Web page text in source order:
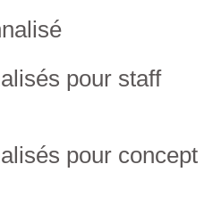
pour staff
pour concept